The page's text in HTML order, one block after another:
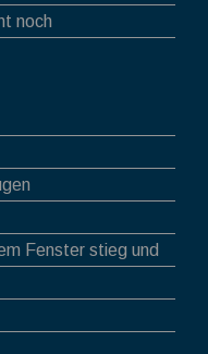
noch
Fenster stieg und